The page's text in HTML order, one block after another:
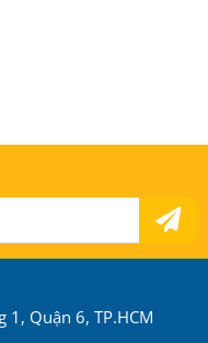
Quận 6, TP.HCM